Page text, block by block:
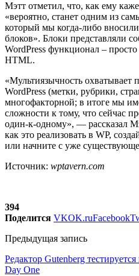
Мэтт отметил, что, как ему
«вероятно, станет одним из
который мы когда-либо
блоков». Блоки представляли
WordPress функционал –
HTML.
«Мультиязычность охватывает
WordPress (метки, рубрики,
многофакторной; в итоге мы
сложности к тому, что сейчас
один-к-одному», — рассказал
как это реализовать в WP,
или начните с уже
Источник: wptavern.com
394
Поделится VKOK.ruFacebook
Предыдущая запись
Редактор Gutenberg
Day One